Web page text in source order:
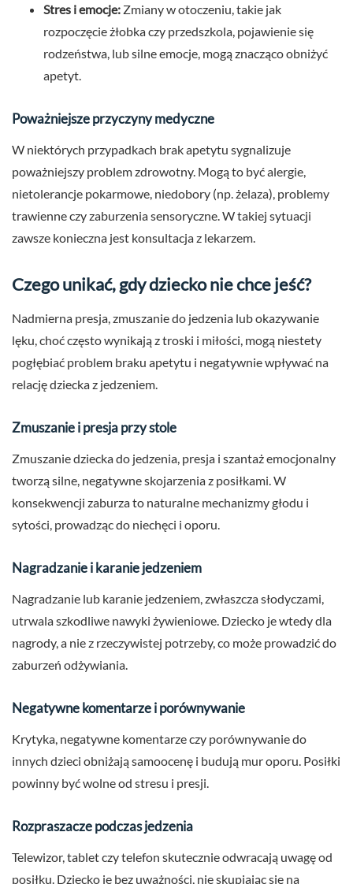
Stres i emocje: Zmiany w otoczeniu, takie jak
rozpoczęcie żłobka czy przedszkola, pojawienie się
rodzeństwa, lub silne emocje, mogą znacząco obniżyć
apetyt.
Poważniejsze przyczyny medyczne
W niektórych przypadkach brak apetytu sygnalizuje
poważniejszy problem zdrowotny. Mogą to być alergie,
nietolerancje pokarmowe, niedobory (np. żelaza), problemy
trawienne czy zaburzenia sensoryczne. W takiej sytuacji
zawsze konieczna jest konsultacja z lekarzem.
Czego unikać, gdy dziecko nie chce jeść?
Nadmierna presja, zmuszanie do jedzenia lub okazywanie
lęku, choć często wynikają z troski i miłości, mogą niestety
pogłębiać problem braku apetytu i negatywnie wpływać na
relację dziecka z jedzeniem.
Zmuszanie i presja przy stole
Zmuszanie dziecka do jedzenia, presja i szantaż emocjonalny
tworzą silne, negatywne skojarzenia z posiłkami. W
konsekwencji zaburza to naturalne mechanizmy głodu i
sytości, prowadząc do niechęci i oporu.
Nagradzanie i karanie jedzeniem
Nagradzanie lub karanie jedzeniem, zwłaszcza słodyczami,
utrwala szkodliwe nawyki żywieniowe. Dziecko je wtedy dla
nagrody, a nie z rzeczywistej potrzeby, co może prowadzić do
zaburzeń odżywiania.
Negatywne komentarze i porównywanie
Krytyka, negatywne komentarze czy porównywanie do
innych dzieci obniżają samoocenę i budują mur oporu. Posiłki
powinny być wolne od stresu i presji.
Rozpraszacze podczas jedzenia
Telewizor, tablet czy telefon skutecznie odwracają uwagę od
posiłku. Dziecko je bez uważności, nie skupiając się na